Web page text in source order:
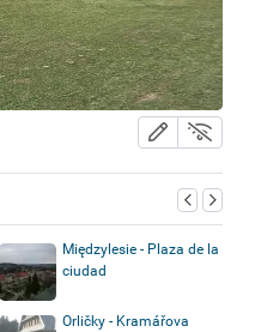
Międzylesie - Plaza de la
ciudad
Orličky - Kramářova